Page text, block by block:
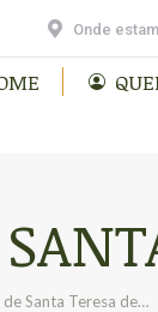
Onde
de Santa Teresa de…